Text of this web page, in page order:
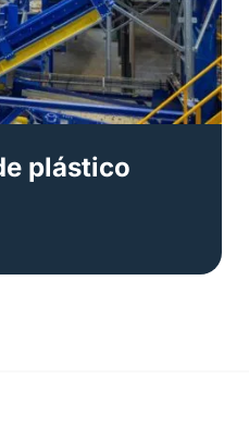
plástico